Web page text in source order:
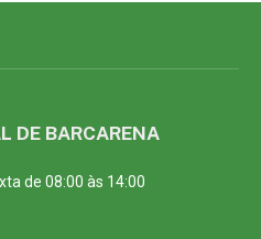
DE BARCARENA
de 08:00 às 14:00